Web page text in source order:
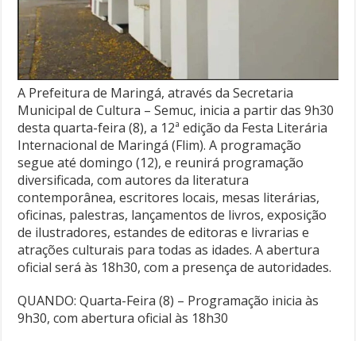
A Prefeitura de Maringá, através da Secretaria
Municipal de Cultura – Semuc, inicia a partir das 9h30
desta quarta-feira (8), a 12ª edição da Festa Literária
Internacional de Maringá (Flim). A programação
segue até domingo (12), e reunirá programação
diversificada, com autores da literatura
contemporânea, escritores locais, mesas literárias,
oficinas, palestras, lançamentos de livros, exposição
de ilustradores, estandes de editoras e livrarias e
atrações culturais para todas as idades. A abertura
oficial será às 18h30, com a presença de autoridades.
QUANDO: Quarta-Feira (8) – Programação inicia às
9h30, com abertura oficial às 18h30